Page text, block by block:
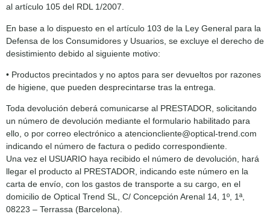
al artículo 105 del RDL 1/2007.
En base a lo dispuesto en el artículo 103 de la Ley General para la
Defensa de los Consumidores y Usuarios, se excluye el derecho de
desistimiento debido al siguiente motivo:
• Productos precintados y no aptos para ser devueltos por razones
de higiene, que pueden desprecintarse tras la entrega.
Toda devolución deberá comunicarse al PRESTADOR, solicitando
un número de devolución mediante el formulario habilitado para
ello, o por correo electrónico a atencioncliente@optical-trend.com
indicando el número de factura o pedido correspondiente.
Una vez el USUARIO haya recibido el número de devolución, hará
llegar el producto al PRESTADOR, indicando este número en la
carta de envío, con los gastos de transporte a su cargo, en el
domicilio de Optical Trend SL, C/ Concepción Arenal 14, 1º, 1ª,
08223 – Terrassa (Barcelona).